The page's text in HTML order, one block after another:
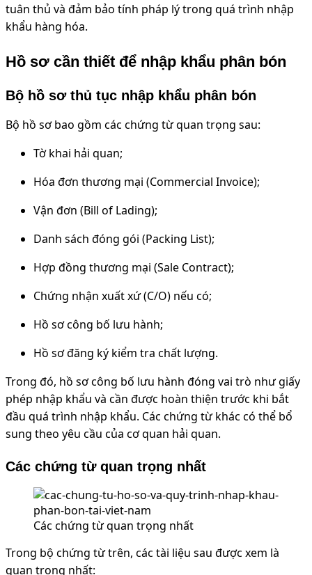
tuân thủ và đảm bảo tính pháp lý trong quá trình nhập
khẩu hàng hóa.
Hồ sơ cần thiết để nhập khẩu phân bón
Bộ hồ sơ thủ tục nhập khẩu phân bón
Bộ hồ sơ bao gồm các chứng từ quan trọng sau:
Tờ khai hải quan;
Hóa đơn thương mại (Commercial Invoice);
Vận đơn (Bill of Lading);
Danh sách đóng gói (Packing List);
Hợp đồng thương mại (Sale Contract);
Chứng nhận xuất xứ (C/O) nếu có;
Hồ sơ công bố lưu hành;
Hồ sơ đăng ký kiểm tra chất lượng.
Trong đó, hồ sơ công bố lưu hành đóng vai trò như giấy
phép nhập khẩu và cần được hoàn thiện trước khi bắt
đầu quá trình nhập khẩu. Các chứng từ khác có thể bổ
sung theo yêu cầu của cơ quan hải quan.
Các chứng từ quan trọng nhất
Các chứng từ quan trọng nhất
Trong bộ chứng từ trên, các tài liệu sau được xem là
quan trọng nhất: